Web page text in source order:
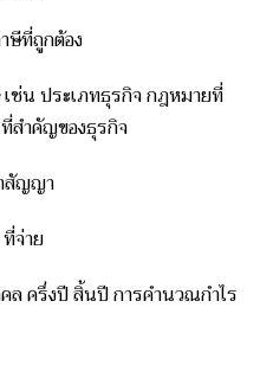
ษีที่ถูกต้อง
ช่น ประเภทธุรกิจ กฎหมายที่
สำคัญของธุรกิจ
สัญญา
จ่าย
ล ครึ่งปี สิ้นปี การคำนวณกำไร